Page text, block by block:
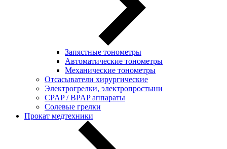
Запястные тонометры
Автоматические тонометры
Механические тонометры
Отсасыватели хирургические
Электрогрелки, электропростыни
CPAP / BPAP аппараты
Солевые грелки
Прокат медтехники